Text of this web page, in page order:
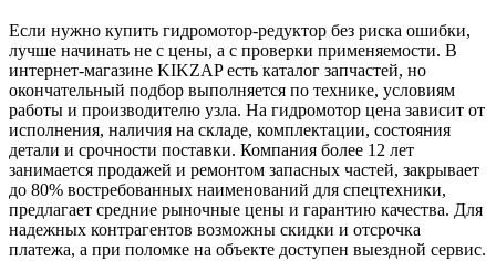
Если нужно купить гидромотор-редуктор без риска ошибки,
лучше начинать не с цены, а с проверки применяемости. В
интернет-магазине KIKZAP есть каталог запчастей, но
окончательный подбор выполняется по технике, условиям
работы и производителю узла. На гидромотор цена зависит от
исполнения, наличия на складе, комплектации, состояния
детали и срочности поставки. Компания более 12 лет
занимается продажей и ремонтом запасных частей, закрывает
до 80% востребованных наименований для спецтехники,
предлагает средние рыночные цены и гарантию качества. Для
надежных контрагентов возможны скидки и отсрочка
платежа, а при поломке на объекте доступен выездной сервис.